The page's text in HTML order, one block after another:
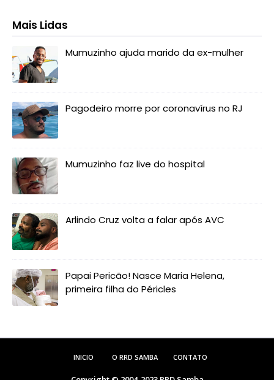
Mais Lidas
Mumuzinho ajuda marido da ex-mulher
Pagodeiro morre por coronavírus no RJ
Mumuzinho faz live do hospital
Arlindo Cruz volta a falar após AVC
Papai Pericão! Nasce Maria Helena,
primeira filha do Péricles
INICIO O RRD SAMBA CONTATO